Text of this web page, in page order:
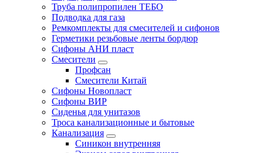
Труба полипропилен ТЕБО
Подводка для газа
Ремкомплекты для смесителей и сифонов
Герметики резьбовые ленты бордюр
Сифоны АНИ пласт
Смесители
Профсан
Смесители Китай
Сифоны Новопласт
Сифоны ВИР
Сиденья для унитазов
Троса канализационные и бытовые
Канализация
Синикон внутренняя